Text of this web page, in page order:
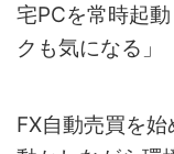
宅PCを常時起
クも気になる」
FX自動売買を